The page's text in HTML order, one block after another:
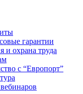
гарантии
и охрана труда
с “Европорт”